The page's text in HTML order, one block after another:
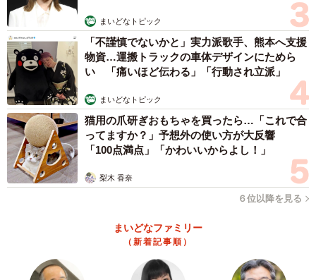
まいどなトピック
「不謹慎でないかと」実力派歌手、熊本へ支援
物資…運搬トラックの車体デザインにためら
い 「痛いほど伝わる」「行動され立派」
まいどなトピック
猫用の爪研ぎおもちゃを買ったら…「これで合
ってますか？」予想外の使い方が大反響
「100点満点」「かわいいからよし！」
梨木 香奈
６位以降を見る
まいどなファミリー
（新着記事順）